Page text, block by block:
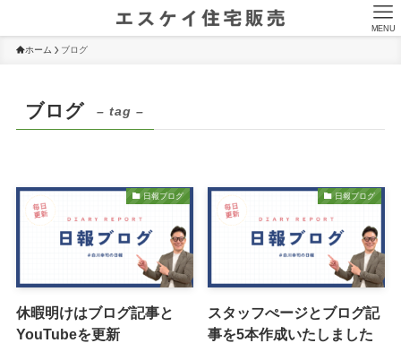
MENU
ホーム ブログ
ブログ – tag –
日報ブログ
休暇明けはブログ記事と
YouTubeを更新
日報ブログ
スタッフぺージとブログ記
事を5本作成いたしました